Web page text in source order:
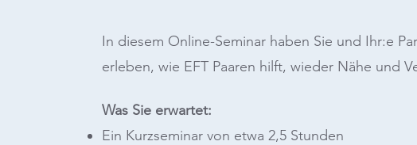
In diesem Online-Seminar haben Sie und Ihr:e
erleben, wie EFT Paaren hilft, wieder Nähe und
Was Sie erwartet:
Ein Kurzseminar von etwa 2,5 Stunden